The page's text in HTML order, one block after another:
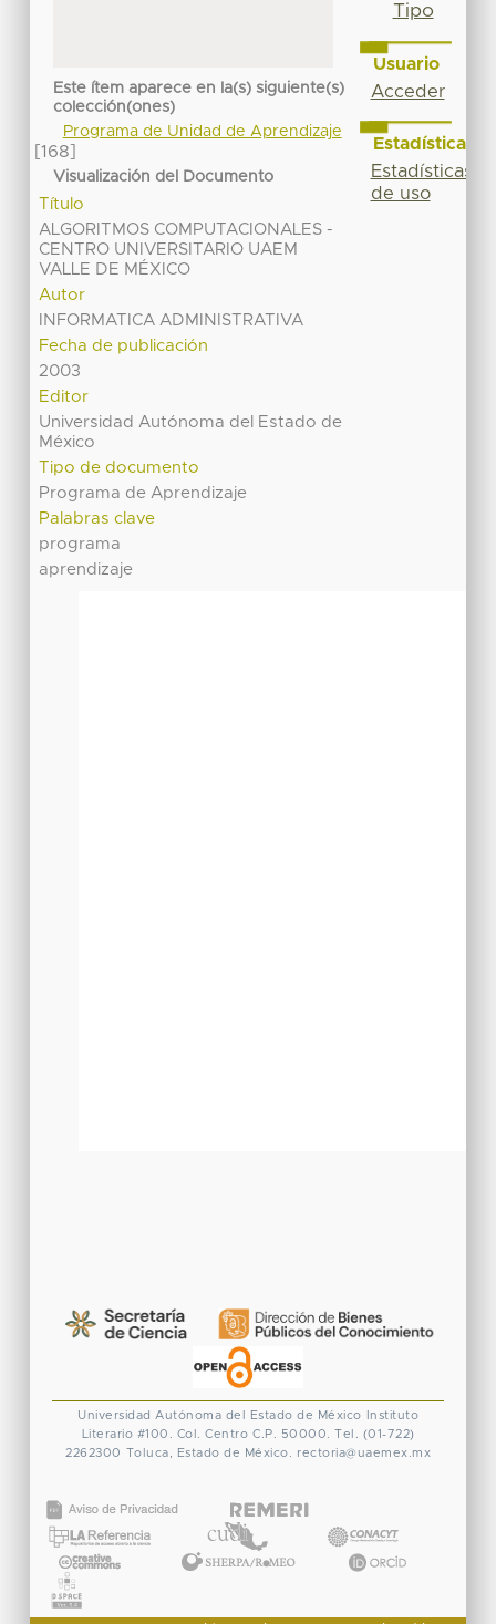
Este ítem aparece en la(s) siguiente(s)
colección(ones)
Programa de Unidad de Aprendizaje
[168]
Visualización del Documento
Título
ALGORITMOS COMPUTACIONALES -
CENTRO UNIVERSITARIO UAEM
VALLE DE MÉXICO
Autor
INFORMATICA ADMINISTRATIVA
Fecha de publicación
2003
Editor
Universidad Autónoma del Estado de
México
Tipo de documento
Programa de Aprendizaje
Palabras clave
programa
aprendizaje
Tipo
Usuario
Acceder
Estadísticas
Estadísticas
de uso
Universidad Autónoma del Estado de México
Instituto
Literario #100. Col. Centro C.P. 50000. Tel. (01-722)
2262300 Toluca, Estado de México. rectoria@uaemex.mx